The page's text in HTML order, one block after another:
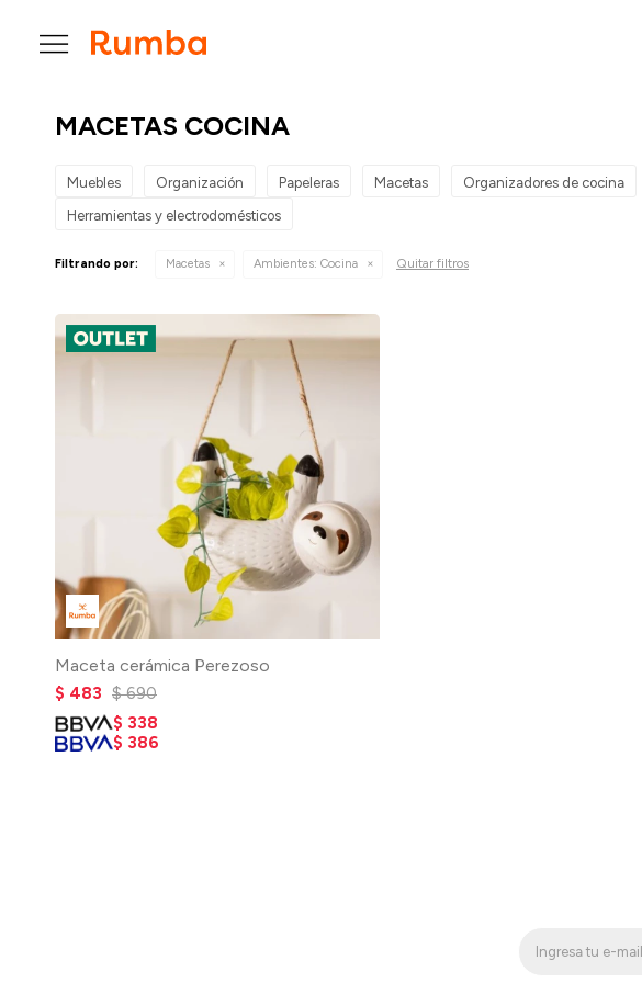

MACETAS COCINA
Muebles Organización Papeleras Macetas Organizadores de cocina
Herramientas y electrodomésticos
Filtrando por: Macetas Ambientes: Cocina Quitar filtros
Maceta cerámica Perezoso
$ 483 $ 690
$ 338
$ 386